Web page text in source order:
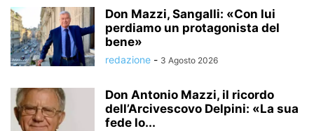
Don Mazzi, Sangalli: «Con lui
perdiamo un protagonista del
bene»
redazione - 3 Agosto 2026
Don Antonio Mazzi, il ricordo
dell’Arcivescovo Delpini: «La sua
fede lo...